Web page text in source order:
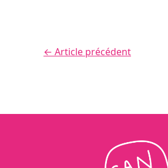
← Article précédent